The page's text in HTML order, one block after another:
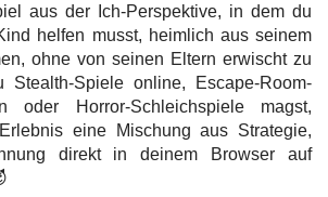
aus der Ich-Perspektive, in dem du
helfen musst, heimlich aus seinem
ohne von seinen Eltern erwischt zu
Stealth-Spiele online, Escape-Room-
oder Horror-Schleichspiele magst,
eine Mischung aus Strategie,
direkt in deinem Browser auf